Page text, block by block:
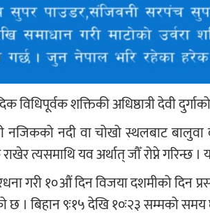
शक्तिकी अधिष्ठात्री देवी
नजिकको नदी वा चोखो स्थलबाट बालुवा
त्यसमाथि यव अर्थात् जौँ रोप्ने गरिन्छ ।
गरी १०औं दिन विजया दशमीको दिन
छ । बिहान ९ः१५ देखि १०ः२३ सम्मको